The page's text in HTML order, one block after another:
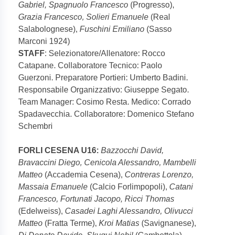
Gabriel, Spagnuolo Francesco (Progresso),
Grazia Francesco, Solieri Emanuele (Real
Salabolognese), Fuschini Emiliano (Sasso
Marconi 1924)
STAFF: Selezionatore/Allenatore: Rocco
Catapane. Collaboratore Tecnico: Paolo
Guerzoni. Preparatore Portieri: Umberto Badini.
Responsabile Organizzativo: Giuseppe Segato.
Team Manager: Cosimo Resta. Medico: Corrado
Spadavecchia. Collaboratore: Domenico Stefano
Schembri
FORLI CESENA U16: Bazzocchi David,
Bravaccini Diego, Cenicola Alessandro, Mambelli
Matteo (Accademia Cesena), Contreras Lorenzo,
Massaia Emanuele (Calcio Forlimpopoli), Catani
Francesco, Fortunati Jacopo, Ricci Thomas
(Edelweiss), Casadei Laghi Alessandro, Olivucci
Matteo (Fratta Terme), Kroi Matias (Savignanese),